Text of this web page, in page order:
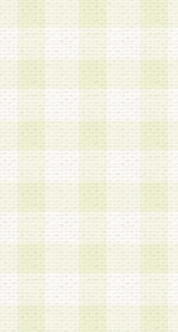
3.会員は、会員
いかなる虚偽の
4.会員は、複数
いものとします。
第4条 ログイン
1.会員は、会員
加する際には、
スワードを使用
2.登録の際に当
の使用に関して
3.会員は、当社